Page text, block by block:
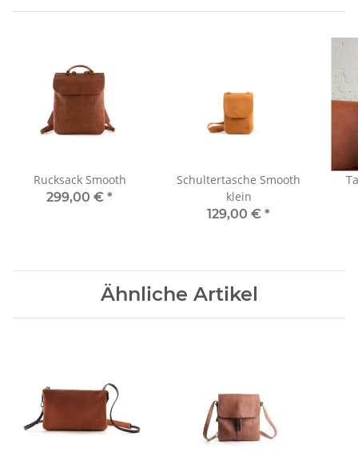
Rucksack Smooth
299,00 € *
Schultertasche Smooth
klein
129,00 € *
Ähnliche Artikel